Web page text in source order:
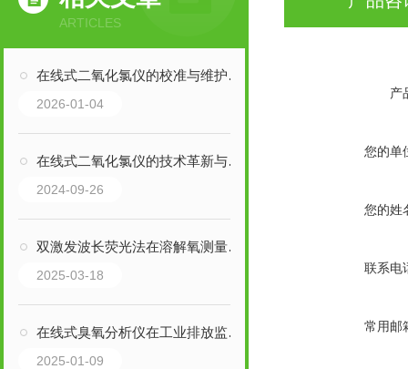
ARTICLES
在线式二氧化氯仪的校准与维护指南
2026-01-04
在线式二氧化氯仪的技术革新与应用
2024-09-26
双激发波长荧光法在溶解氧测量中的抗干扰光谱解析
2025-03-18
在线式臭氧分析仪在工业排放监测中的应用
2025-01-09
产
您的单
您的姓
联系电
常用邮